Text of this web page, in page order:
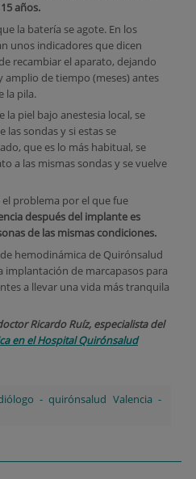
años.
la batería se agote. En los
unos indicadores que dicen
recambiar el aparato, dejando
amplio de tiempo (meses) antes
la pila.
la piel bajo anestesia local, se
las sondas y si estas se
que es lo más habitual, se
a las mismas sondas y se vuelve
el problema por el que fue
después del implante es
de las mismas condiciones.
hemodinámica de Quirónsalud
implantación de marcapasos para
a llevar una vida más tranquila
Ricardo Ruíz, especialista del
en el Hospital Quirónsalud
-quirónsalud Valencia -